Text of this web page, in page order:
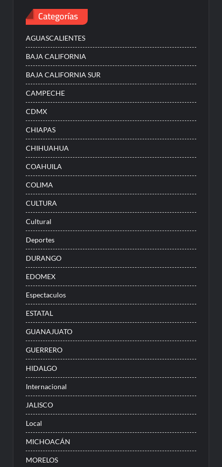
Categorías
AGUASCALIENTES
BAJA CALIFORNIA
BAJA CALIFORNIA SUR
CAMPECHE
CDMX
CHIAPAS
CHIHUAHUA
COAHUILA
COLIMA
CULTURA
Cultural
Deportes
DURANGO
EDOMEX
Espectaculos
ESTATAL
GUANAJUATO
GUERRERO
HIDALGO
Internacional
JALISCO
Local
MICHOACÁN
MORELOS